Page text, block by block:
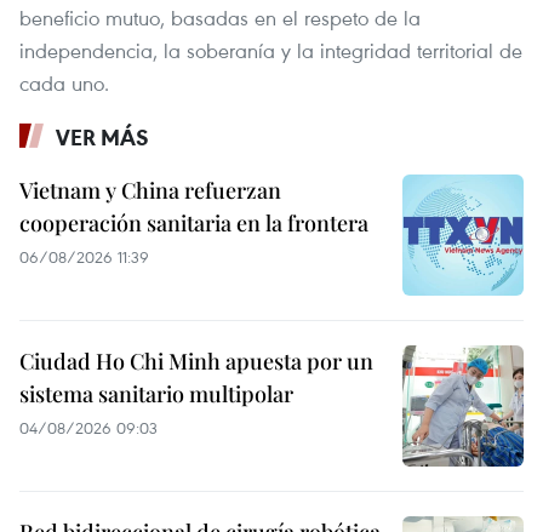
beneficio mutuo, basadas en el respeto de la
independencia, la soberanía y la integridad territorial de
cada uno.
VER MÁS
Vietnam y China refuerzan
cooperación sanitaria en la frontera
06/08/2026 11:39
Ciudad Ho Chi Minh apuesta por un
sistema sanitario multipolar
04/08/2026 09:03